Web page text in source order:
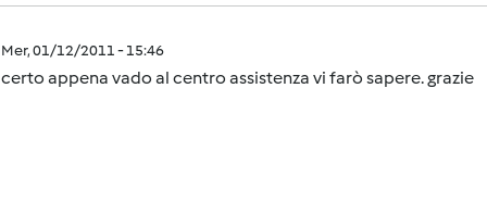
Mer, 01/12/2011 - 15:46
certo appena vado al centro assistenza vi farò sapere. grazie